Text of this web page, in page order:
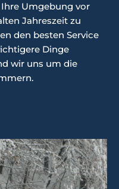
Umgebung vor
Jahreszeit zu
den besten Service
Dinge
wir uns um die